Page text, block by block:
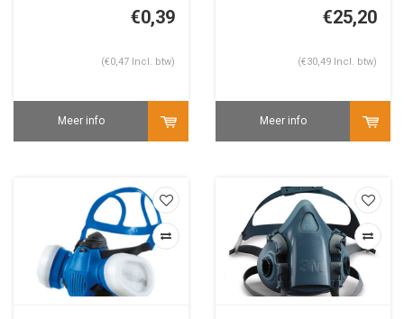
€0,39
(€0,47 Incl. btw)
Meer info
€25,20
(€30,49 Incl. btw)
Meer info